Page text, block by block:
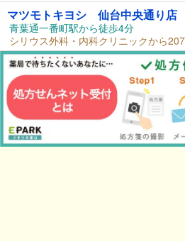
マツモトキヨシ 仙台中央通り店
青葉通一番町駅から徒歩4分
シリウス外科・内科クリニックから